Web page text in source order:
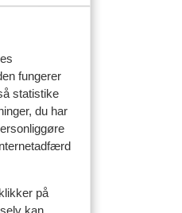
fungerer
statistike
du har
på